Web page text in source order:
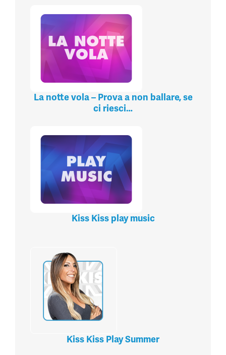
La notte vola – Prova a non ballare, se
ci riesci…
Kiss Kiss play music
Kiss Kiss Play Summer